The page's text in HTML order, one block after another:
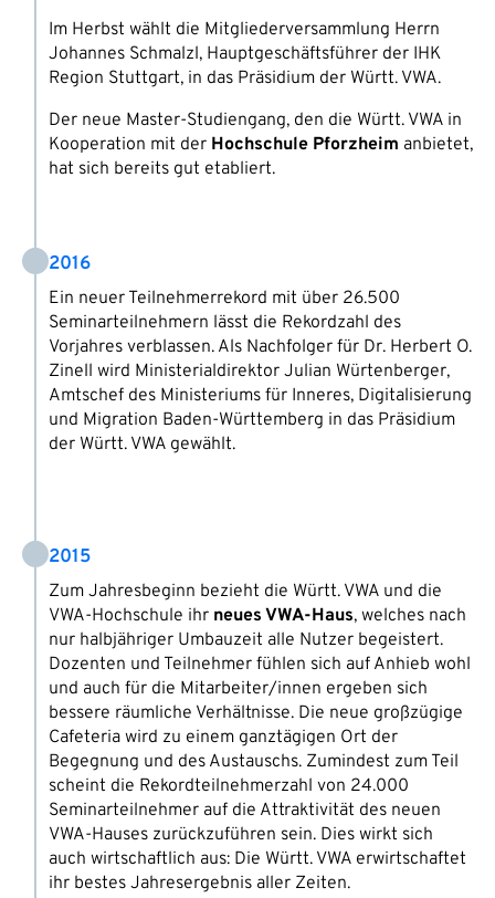
Im Herbst wählt die Mitgliederversammlung Herrn
Johannes Schmalzl, Hauptgeschäftsführer der IHK
Region Stuttgart, in das Präsidium der Württ. VWA.
Der neue Master-Studiengang, den die Württ. VWA in
Kooperation mit der Hochschule Pforzheim anbietet,
hat sich bereits gut etabliert.
2016
Ein neuer Teilnehmerrekord mit über 26.500
Seminarteilnehmern lässt die Rekordzahl des
Vorjahres verblassen. Als Nachfolger für Dr. Herbert O.
Zinell wird Ministerialdirektor Julian Würtenberger,
Amtschef des Ministeriums für Inneres, Digitalisierung
und Migration Baden-Württemberg in das Präsidium
der Württ. VWA gewählt.
2015
Zum Jahresbeginn bezieht die Württ. VWA und die
VWA-Hochschule ihr neues VWA-Haus, welches nach
nur halbjähriger Umbauzeit alle Nutzer begeistert.
Dozenten und Teilnehmer fühlen sich auf Anhieb wohl
und auch für die Mitarbeiter/innen ergeben sich
bessere räumliche Verhältnisse. Die neue großzügige
Cafeteria wird zu einem ganztägigen Ort der
Begegnung und des Austauschs. Zumindest zum Teil
scheint die Rekordteilnehmerzahl von 24.000
Seminarteilnehmer auf die Attraktivität des neuen
VWA-Hauses zurückzuführen sein. Dies wirkt sich
auch wirtschaftlich aus: Die Württ. VWA erwirtschaftet
ihr bestes Jahresergebnis aller Zeiten.